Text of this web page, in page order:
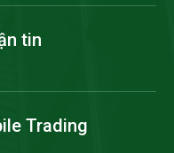
tin
Trading